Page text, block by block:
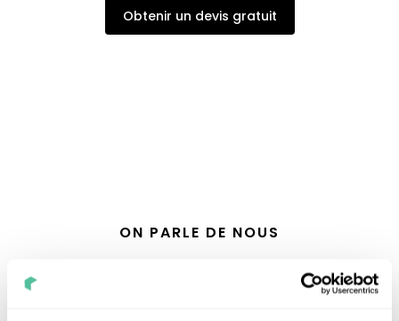
Obtenir un devis gratuit
ON PARLE DE NOUS
Nouvel'R Énergie dans les